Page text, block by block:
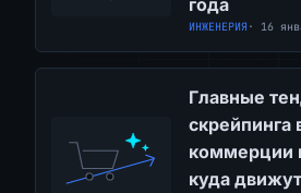
ИНЖЕНЕРИЯ · 16
Главные
скрейпинга
коммерции
куда